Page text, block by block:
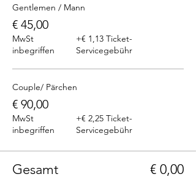
Gentlemen / Mann
€ 45,00
MwSt
inbegriffen
+€ 1,13 Ticket-
Servicegebühr
Couple/ Pärchen
€ 90,00
MwSt
inbegriffen
+€ 2,25 Ticket-
Servicegebühr
Gesamt € 0,00